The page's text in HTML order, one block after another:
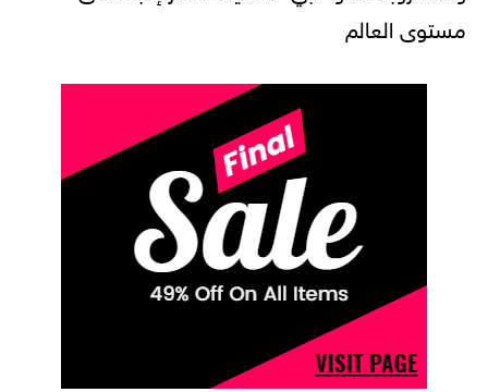
مستوى العالم